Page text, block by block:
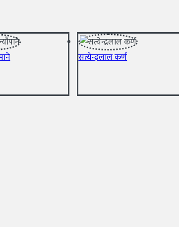
सत्येन्द्रलाल कर्ण